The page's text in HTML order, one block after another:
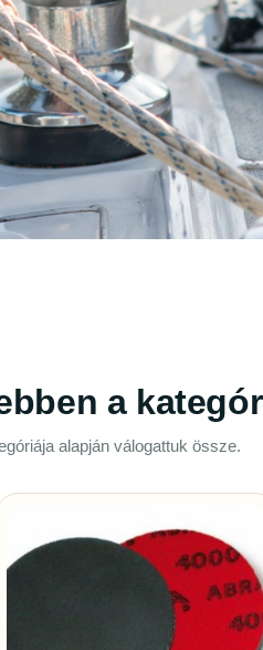
a
alapján válogattuk össze.